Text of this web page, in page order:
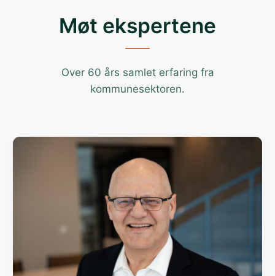
Møt ekspertene
Over 60 års samlet erfaring fra
kommunesektoren.